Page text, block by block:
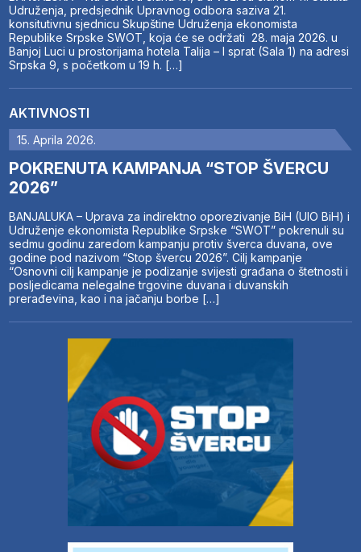
Udruženja, predsjednik Upravnog odbora saziva 21.
konsitutivnu sjednicu Skupštine Udruženja ekonomista
Republike Srpske SWOT, koja će se održati 28. maja 2026. u
Banjoj Luci u prostorijama hotela Talija – I sprat (Sala 1) na adresi
Srpska 9, s početkom u 19 h. […]
AKTIVNOSTI
15. Aprila 2026.
POKRENUTA KAMPANJA “STOP ŠVERCU
2026”
BANJALUKA – Uprava za indirektno oporezivanje BiH (UIO BiH) i
Udruženje ekonomista Republike Srpske “SWOT” pokrenuli su
sedmu godinu zaredom kampanju protiv šverca duvana, ove
godine pod nazivom “Stop švercu 2026”. Cilj kampanje
“Osnovni cilj kampanje je podizanje svijesti građana o štetnosti i
posljedicama nelegalne trgovine duvana i duvanskih
prerađevina, kao i na jačanju borbe […]